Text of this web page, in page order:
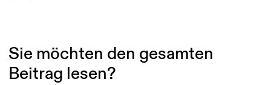
Sie möchten den gesamten
Beitrag lesen?